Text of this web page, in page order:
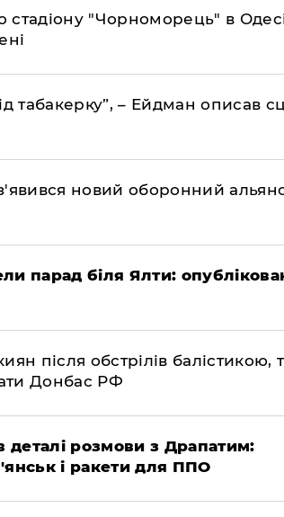
"Чорноморець" в
табакерку”, – Ейдман описав
новий оборонний
парад біля Ялти:
після обстрілів балістикою,
Донбас РФ
деталі розмови з Драпатим:
і ракети для ППО